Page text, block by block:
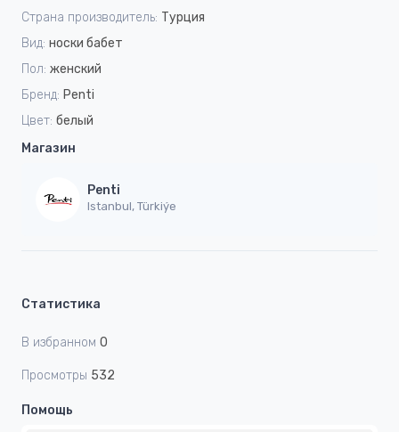
Страна производитель: Турция
Вид: носки бабет
Пол: женский
Бренд: Penti
Цвет: белый
Магазин
Penti
Istanbul, Türkiýe
Статистика
В избранном 0
Просмотры 532
Помощь